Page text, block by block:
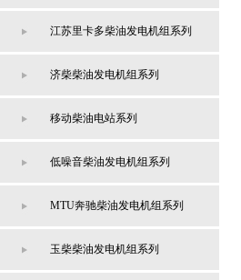
江苏里卡多柴油发电机组系列
济柴柴油发电机组系列
移动柴油电站系列
低噪音柴油发电机组系列
MTU奔驰柴油发电机组系列
玉柴柴油发电机组系列